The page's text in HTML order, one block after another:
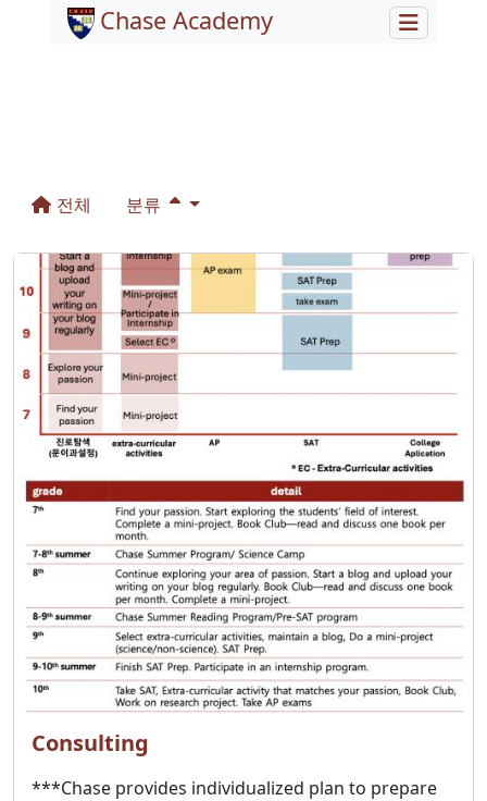
Chase Academy
전체 분류
Consulting
***Chase provides individualized plan to prepare